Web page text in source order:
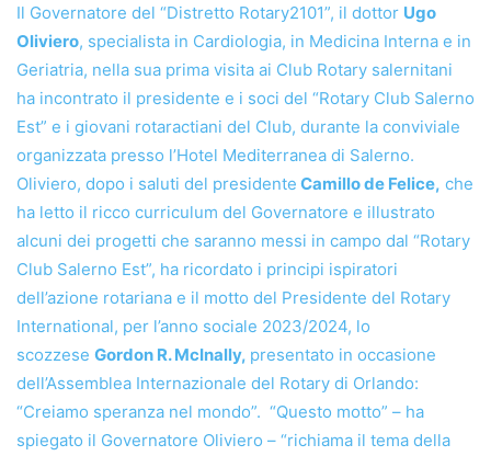
Il Governatore del “Distretto Rotary2101”, il dottor Ugo
Oliviero, specialista in Cardiologia, in Medicina Interna e in
Geriatria, nella sua prima visita ai Club Rotary salernitani
ha incontrato il presidente e i soci del “Rotary Club Salerno
Est” e i giovani rotaractiani del Club, durante la conviviale
organizzata presso l’Hotel Mediterranea di Salerno.
Oliviero, dopo i saluti del presidente Camillo de Felice, che
ha letto il ricco curriculum del Governatore e illustrato
alcuni dei progetti che saranno messi in campo dal “Rotary
Club Salerno Est”, ha ricordato i principi ispiratori
dell’azione rotariana e il motto del Presidente del Rotary
International, per l’anno sociale 2023/2024, lo
scozzese Gordon R. McInally, presentato in occasione
dell’Assemblea Internazionale del Rotary di Orlando:
“Creiamo speranza nel mondo”. “Questo motto” – ha
spiegato il Governatore Oliviero – “richiama il tema della